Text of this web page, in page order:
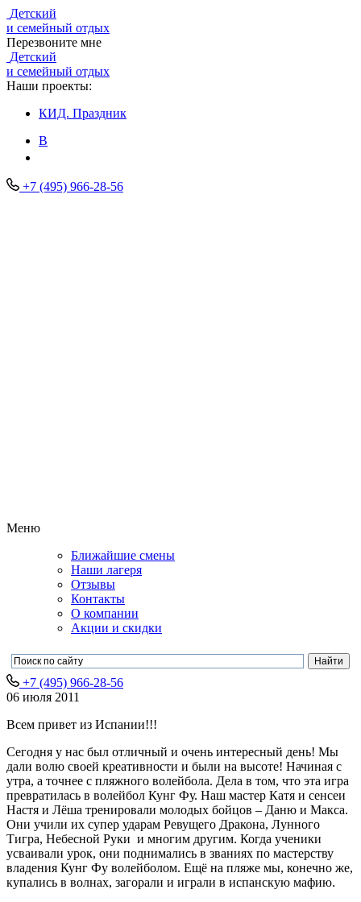
Детский
и семейный отдых
Перезвоните мне
Детский
и семейный отдых
Наши проекты:
КИД. Праздник
В
+7 (495) 966-28-56
Меню
Ближайшие смены
Наши лагеря
Отзывы
Контакты
О компании
Акции и скидки
+7 (495) 966-28-56
06 июля 2011
Всем привет из Испании!!!
Сегодня у нас был отличный и очень интересный день! Мы
дали волю своей креативности и были на высоте! Начиная с
утра, а точнее с пляжного волейбола. Дела в том, что эта игра
превратилась в волейбол Кунг Фу. Наш мастер Катя и сенсеи
Настя и Лёша тренировали молодых бойцов – Даню и Макса.
Они учили их супер ударам Ревущего Дракона, Лунного
Тигра, Небесной Руки и многим другим. Когда ученики
усваивали урок, они поднимались в званиях по мастерству
владения Кунг Фу волейболом. Ещё на пляже мы, конечно же,
купались в волнах, загорали и играли в испанскую мафию.